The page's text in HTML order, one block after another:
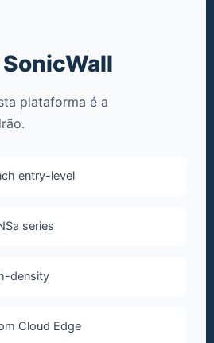
plataforma é a
entry-level
series
density
Cloud Edge